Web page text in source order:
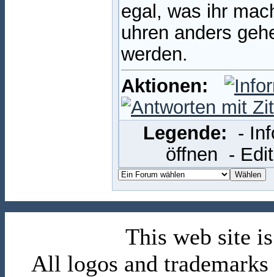
egal, was ihr
uhren anders
werden.
Aktionen:
Legende:
-
öffnen -
This web site
All logos and